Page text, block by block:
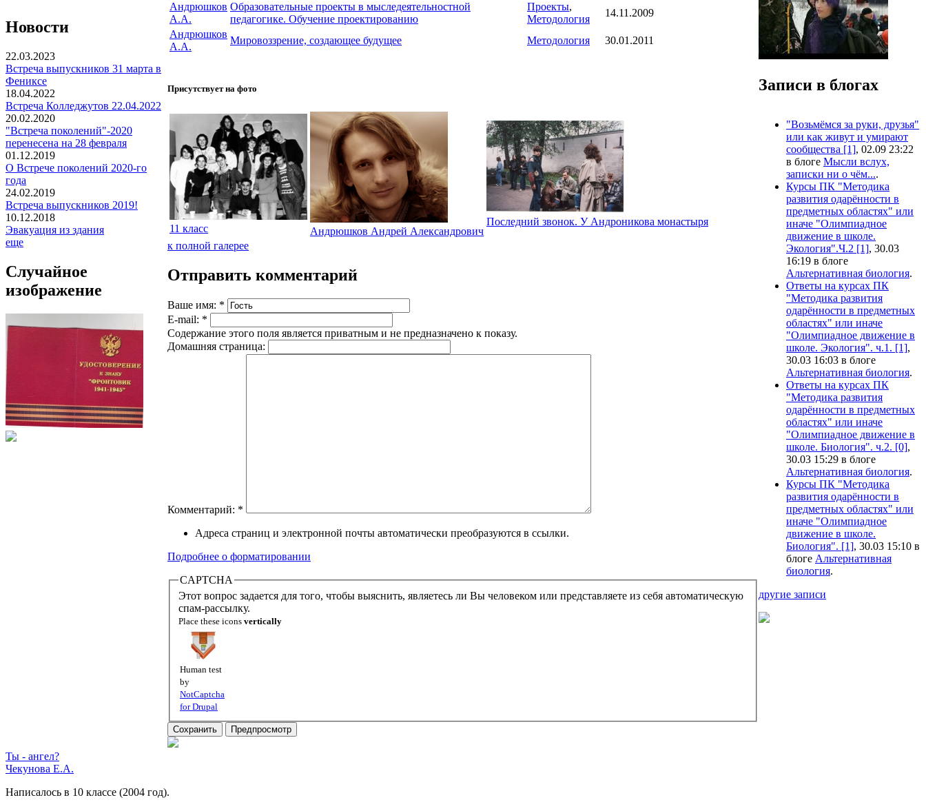
Новости
22.03.2023
Встреча выпускников 31 марта в
Фениксе
18.04.2022
Встреча Колледжутов 22.04.2022
20.02.2020
"Встреча поколений"-2020
перенесена на 28 февраля
01.12.2019
О Встрече поколений 2020-го
года
24.02.2019
Встреча выпускников 2019!
10.12.2018
Эвакуация из здания
еще
Случайное
изображение
Андрюшков
А.А.
Образовательные проекты в мыследеятельностной
педагогике. Обучение проектированию
Проекты,
Методология
14.11.2009
Андрюшков
А.А.
Мировоззрение, создающее будущее Методология 30.01.2011
Присутствует на фото
11 класс Андрюшков Андрей Александрович
Последний звонок. У Андроникова монастыря
к полной галерее
Отправить комментарий
Ваше имя: *
E-mail: *
Содержание этого поля является приватным и не предназначено к показу.
Домашняя страница:
Комментарий: *
Адреса страниц и электронной почты автоматически преобразуются в ссылки.
Подробнее о форматировании
CAPTCHA
Этот вопрос задается для того, чтобы выяснить, являетесь ли Вы человеком или представляете из себя автоматическую
спам-рассылку.
Place these icons vertically
Human test
by
NotCaptcha
for Drupal
Записи в блогах
"Возьмёмся за руки, друзья"
или как живут и умирают
сообщества [1], 02.09 23:22
в блоге Мысли вслух,
записки ни о чём....
Курсы ПК "Методика
развития одарённости в
предметных областях" или
иначе "Олимпиадное
движение в школе.
Экология".Ч.2 [1], 30.03
16:19 в блоге
Альтернативная биология.
Ответы на курсах ПК
"Методика развития
одарённости в предметных
областях" или иначе
"Олимпиадное движение в
школе. Экология". ч.1. [1],
30.03 16:03 в блоге
Альтернативная биология.
Ответы на курсах ПК
"Методика развития
одарённости в предметных
областях" или иначе
"Олимпиадное движение в
школе. Биология". ч.2. [0],
30.03 15:29 в блоге
Альтернативная биология.
Курсы ПК "Методика
развития одарённости в
предметных областях" или
иначе "Олимпиадное
движение в школе.
Биология". [1], 30.03 15:10 в
блоге Альтернативная
биология.
другие записи
Ты - ангел?
Чекунова Е.А.
Написалось в 10 классе (2004 год).